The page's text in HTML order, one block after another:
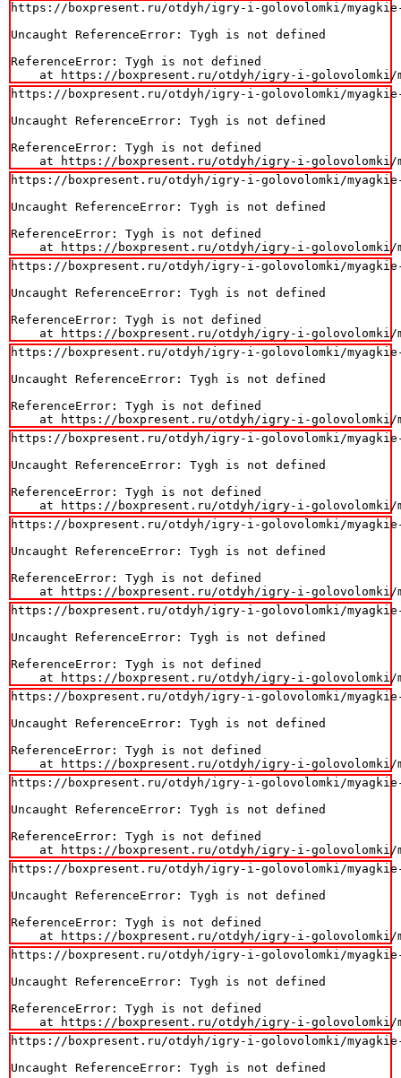
https://boxpresent.ru/otdyh/igry-i-golovolomki/myagkie-
Uncaught ReferenceError: Tygh is not defined
ReferenceError: Tygh is not defined
at https://boxpresent.ru/otdyh/igry-i-
https://boxpresent.ru/otdyh/igry-i-golovolomki/myagkie-
Uncaught ReferenceError: Tygh is not defined
ReferenceError: Tygh is not defined
at https://boxpresent.ru/otdyh/igry-i-
https://boxpresent.ru/otdyh/igry-i-golovolomki/myagkie-
Uncaught ReferenceError: Tygh is not defined
ReferenceError: Tygh is not defined
at https://boxpresent.ru/otdyh/igry-i-
https://boxpresent.ru/otdyh/igry-i-golovolomki/myagkie-
Uncaught ReferenceError: Tygh is not defined
ReferenceError: Tygh is not defined
at https://boxpresent.ru/otdyh/igry-i-
https://boxpresent.ru/otdyh/igry-i-golovolomki/myagkie-
Uncaught ReferenceError: Tygh is not defined
ReferenceError: Tygh is not defined
at https://boxpresent.ru/otdyh/igry-i-
https://boxpresent.ru/otdyh/igry-i-golovolomki/myagkie-
Uncaught ReferenceError: Tygh is not defined
ReferenceError: Tygh is not defined
at https://boxpresent.ru/otdyh/igry-i-
https://boxpresent.ru/otdyh/igry-i-golovolomki/myagkie-
Uncaught ReferenceError: Tygh is not defined
ReferenceError: Tygh is not defined
at https://boxpresent.ru/otdyh/igry-i-
https://boxpresent.ru/otdyh/igry-i-golovolomki/myagkie-
Uncaught ReferenceError: Tygh is not defined
ReferenceError: Tygh is not defined
at https://boxpresent.ru/otdyh/igry-i-
https://boxpresent.ru/otdyh/igry-i-golovolomki/myagkie-
Uncaught ReferenceError: Tygh is not defined
ReferenceError: Tygh is not defined
at https://boxpresent.ru/otdyh/igry-i-
https://boxpresent.ru/otdyh/igry-i-golovolomki/myagkie-
Uncaught ReferenceError: Tygh is not defined
ReferenceError: Tygh is not defined
at https://boxpresent.ru/otdyh/igry-i-
https://boxpresent.ru/otdyh/igry-i-golovolomki/myagkie-
Uncaught ReferenceError: Tygh is not defined
ReferenceError: Tygh is not defined
at https://boxpresent.ru/otdyh/igry-i-
https://boxpresent.ru/otdyh/igry-i-golovolomki/myagkie-
Uncaught ReferenceError: Tygh is not defined
ReferenceError: Tygh is not defined
at https://boxpresent.ru/otdyh/igry-i-
https://boxpresent.ru/otdyh/igry-i-golovolomki/myagkie-
Uncaught ReferenceError: Tygh is not defined